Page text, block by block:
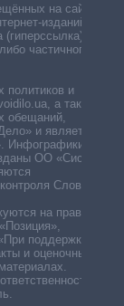
на сайте,
изданий —
частичного
политиков и
а также
обещаний,
и является
ОО «Система
Слово и
на правах
поддержке».
и оценочные
за